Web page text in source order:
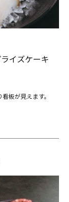
イズケーキ
板が見えます。